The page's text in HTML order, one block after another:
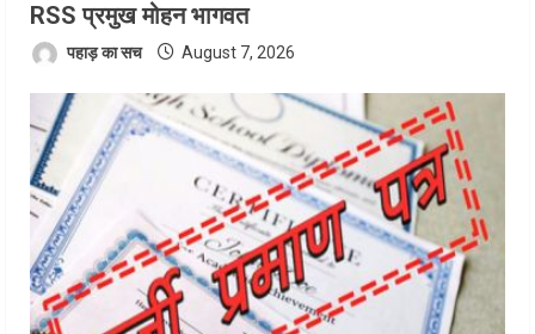
RSS प्रमुख मोहन भागवत
पहाड़ का सच August 7, 2026